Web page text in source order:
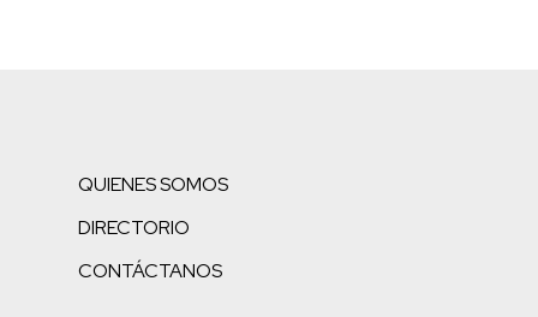
QUIENES SOMOS
DIRECTORIO
CONTÁCTANOS